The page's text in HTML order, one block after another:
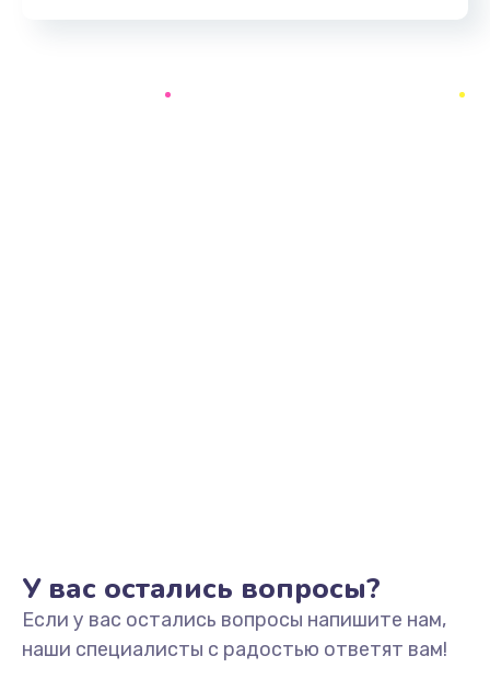
Замена системы охлаждения
1645 руб.
У вас остались вопросы?
Если у вас остались вопросы напишите нам,
наши специалисты с радостью ответят вам!